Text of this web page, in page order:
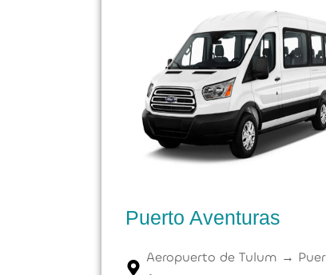
Puerto Aventuras
Aeropuerto de Tulum →